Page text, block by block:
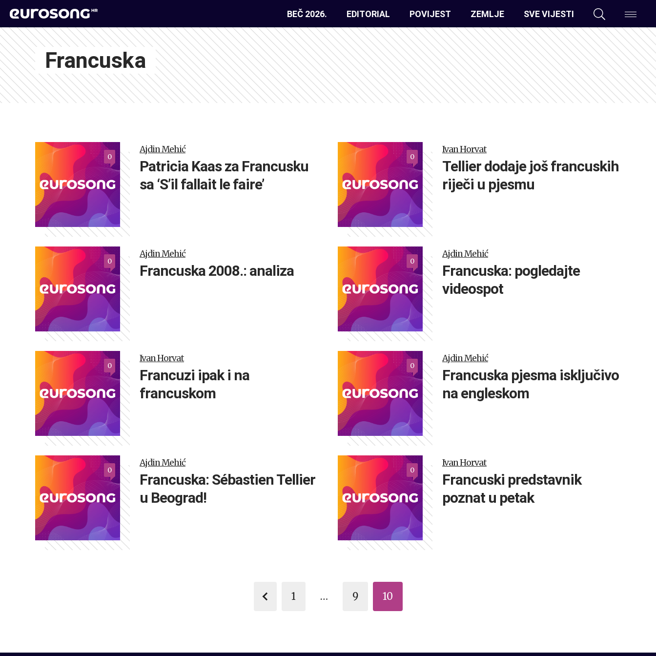
BEČ 2026. EDITORIAL POVIJEST ZEMLJE SVE VIJESTI
Francuska
0
Ajdin Mehić
Patricia Kaas za Francusku
sa ‘S’il fallait le faire’
0
Ivan Horvat
Tellier dodaje još francuskih
riječi u pjesmu
0
Ajdin Mehić
Francuska 2008.: analiza
0
Ajdin Mehić
Francuska: pogledajte
videospot
0
Ivan Horvat
Francuzi ipak i na
francuskom
0
Ajdin Mehić
Francuska pjesma isključivo
na engleskom
0
Ajdin Mehić
Francuska: Sébastien Tellier
u Beograd!
0
Ivan Horvat
Francuski predstavnik
poznat u petak
1 … 9 10